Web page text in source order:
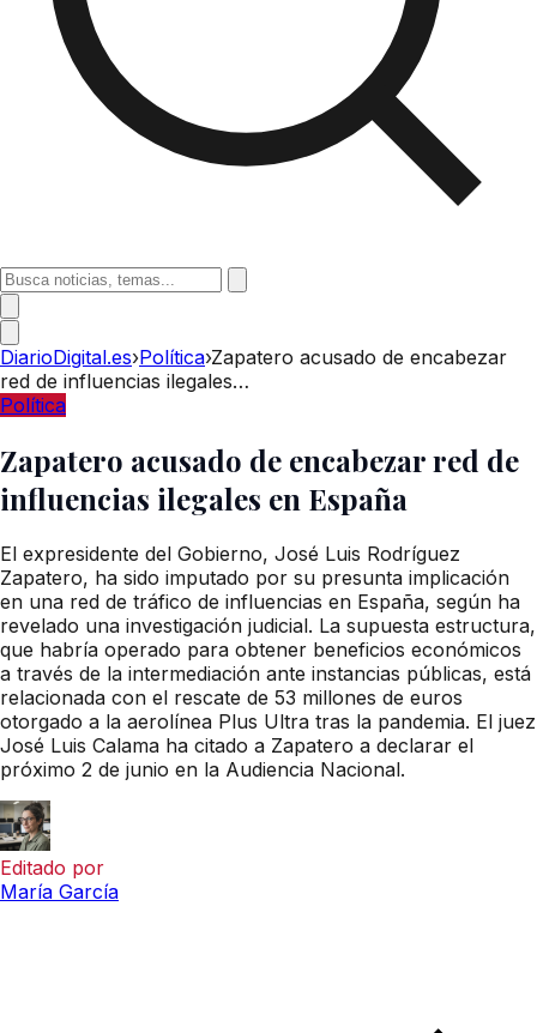
DiarioDigital.es›Política›Zapatero acusado de encabezar
red de influencias ilegales…
Política
Zapatero acusado de encabezar red de
influencias ilegales en España
El expresidente del Gobierno, José Luis Rodríguez
Zapatero, ha sido imputado por su presunta implicación
en una red de tráfico de influencias en España, según ha
revelado una investigación judicial. La supuesta estructura,
que habría operado para obtener beneficios económicos
a través de la intermediación ante instancias públicas, está
relacionada con el rescate de 53 millones de euros
otorgado a la aerolínea Plus Ultra tras la pandemia. El juez
José Luis Calama ha citado a Zapatero a declarar el
próximo 2 de junio en la Audiencia Nacional.
Editado por
María García